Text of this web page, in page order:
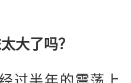
大了吗？